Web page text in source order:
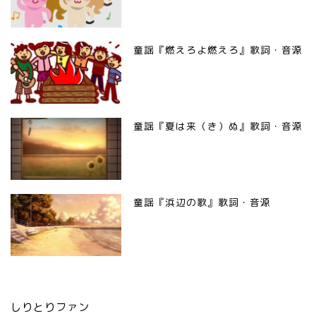
童謡『燃えろよ燃えろ』歌詞・音源
童謡『夏は来（き）ぬ』歌詞・音源
童謡『浜辺の歌』歌詞・音源
しりとりファン